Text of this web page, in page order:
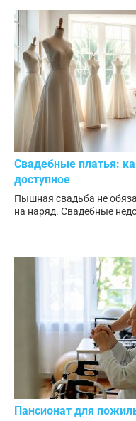
Свадебные платья:
доступное
Пышная свадьба не
на наряд. Свадебные
Пансионат для